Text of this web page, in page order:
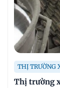
THỊ TRƯỜNG
Thị trường